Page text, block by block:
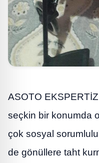
ASOTO
seçkin bir konumda
çok sosyal
de gönüllere taht